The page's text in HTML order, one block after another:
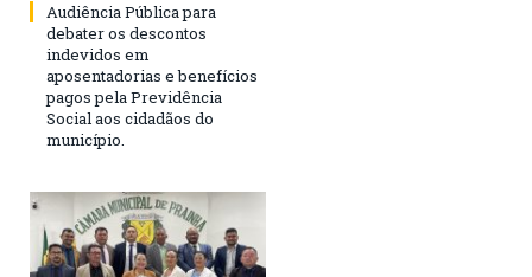
Audiência Pública para
debater os descontos
indevidos em
aposentadorias e benefícios
pagos pela Previdência
Social aos cidadãos do
município.